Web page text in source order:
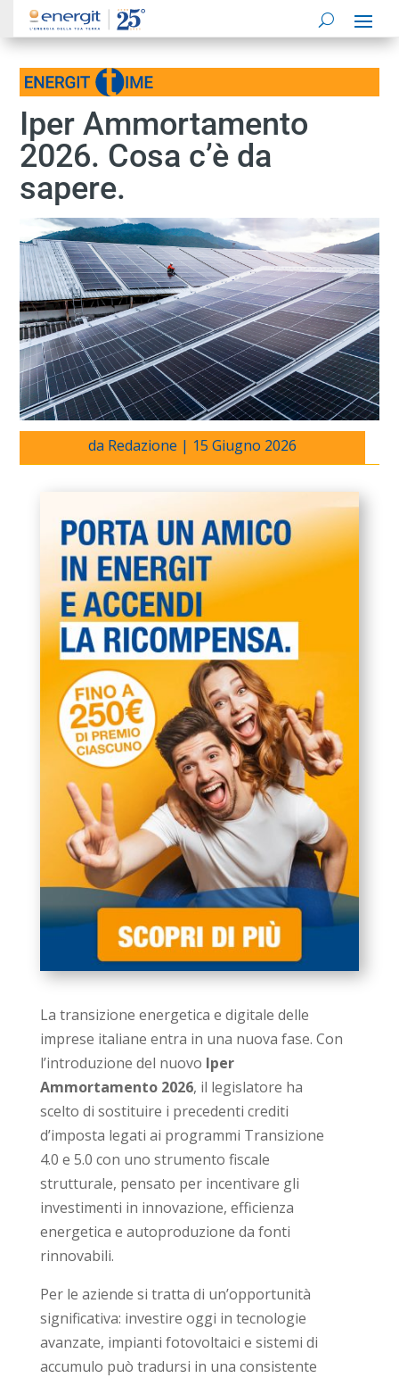
Iper Ammortamento
2026. Cosa c’è da
sapere.
da Redazione | 15 Giugno 2026
La transizione energetica e digitale delle
imprese italiane entra in una nuova fase. Con
l’introduzione del nuovo Iper
Ammortamento 2026, il legislatore ha
scelto di sostituire i precedenti crediti
d’imposta legati ai programmi Transizione
4.0 e 5.0 con uno strumento fiscale
strutturale, pensato per incentivare gli
investimenti in innovazione, efficienza
energetica e autoproduzione da fonti
rinnovabili.
Per le aziende si tratta di un’opportunità
significativa: investire oggi in tecnologie
avanzate, impianti fotovoltaici e sistemi di
accumulo può tradursi in una consistente